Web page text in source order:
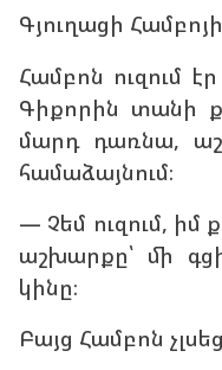
Գյուղացի
Համբոն ուզում
Գիքորին տանի
մարդ դառնա,
համաձայնում։
— Չեմ ուզում,
աշխարքը՝ մի
կինը։
Բայց Համբոն